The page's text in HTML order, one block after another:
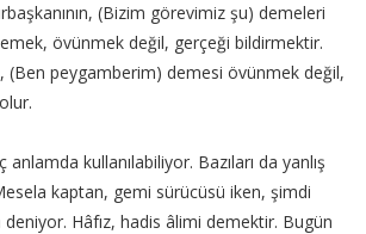
(Bizim görevimiz şu) demeleri
övünmek değil, gerçeği bildirmektir.
(Ben peygamberim) demesi övünmek değil,
anlamda kullanılabiliyor. Bazıları da yanlış
kaptan, gemi sürücüsü iken, şimdi
Hâfız, hadis âlimi demektir. Bugün